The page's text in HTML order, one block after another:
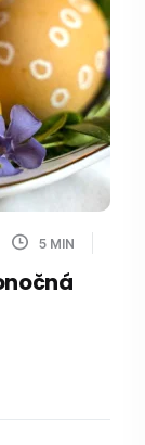
5 MIN